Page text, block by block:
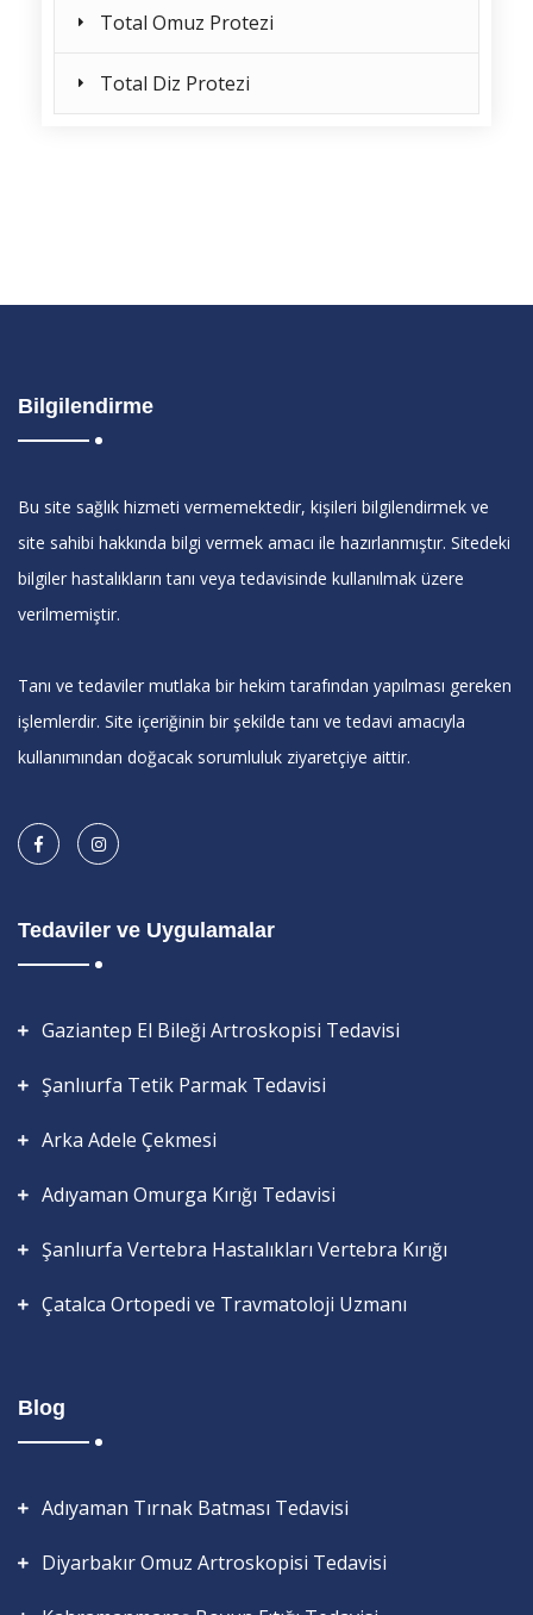
Total Omuz Protezi
Total Diz Protezi
Bilgilendirme
Bu site sağlık hizmeti vermemektedir, kişileri bilgilendirmek ve
site sahibi hakkında bilgi vermek amacı ile hazırlanmıştır. Sitedeki
bilgiler hastalıkların tanı veya tedavisinde kullanılmak üzere
verilmemiştir.
Tanı ve tedaviler mutlaka bir hekim tarafından yapılması gereken
işlemlerdir. Site içeriğinin bir şekilde tanı ve tedavi amacıyla
kullanımından doğacak sorumluluk ziyaretçiye aittir.
Tedaviler ve Uygulamalar
Gaziantep El Bileği Artroskopisi Tedavisi
Şanlıurfa Tetik Parmak Tedavisi
Arka Adele Çekmesi
Adıyaman Omurga Kırığı Tedavisi
Şanlıurfa Vertebra Hastalıkları Vertebra Kırığı
Çatalca Ortopedi ve Travmatoloji Uzmanı
Blog
Adıyaman Tırnak Batması Tedavisi
Diyarbakır Omuz Artroskopisi Tedavisi